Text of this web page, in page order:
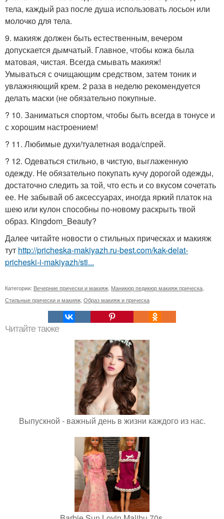
тела, каждый раз после душа использовать лосьон или
молочко для тела.
9. макияж должен быть естественным, вечером
допускается дымчатый. Главное, чтобы кожа была
матовая, чистая. Всегда смывать макияж!
Умываться с очищающим средством, затем тоник и
увлажняющий крем. 2 раза в неделю рекомендуется
делать маски (не обязательно покупные.
? 10. Заниматься спортом, чтобы быть всегда в тонусе и
с хорошим настроением!
? 11. Любимые духи/туалетная вода/спрей.
? 12. Одеваться стильно, в чистую, выглаженную
одежду. Не обязательно покупать кучу дорогой одежды,
достаточно следить за той, что есть и со вкусом сочетать
ее. Не забывай об аксессуарах, иногда яркий платок на
шею или кулон способны по-новому раскрыть твой
образ. Kingdom_Beauty?
Далее читайте новости о стильных прическах и макияж
тут http://pricheska-makiyazh.ru-best.com/kak-delat-
pricheski-i-makiyazh/sti...
Категории: Вечерние прически и макияж Маникюр педикюр макияж прическа
Стильные прически и макияж Образ макияж и прическа
Читайте также
Выпускной - важный день в жизни каждого из нас.